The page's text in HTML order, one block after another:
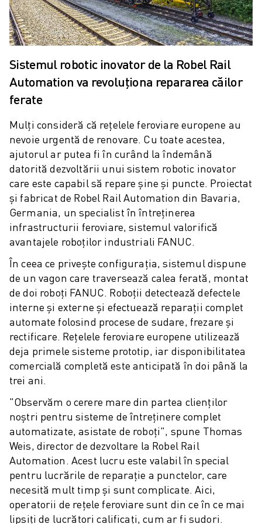
CENTRE COMPACTE DE PRELUCRARE CNC
ROBODRILL CĂUTARE
ROBODRILL CENTRE VERTICALE DE PRELUCRARE CNC
HARDWARE ROBODRILL
SOFTWARE ROBODRILL
MENTENANȚĂ PREVENTIVĂ ROBODRILL
SUSTENABILITATE ROBODRILL
ROBODRILL PACHET EDUCAȚIONAL
MAȘINI ELECTRICE DE INJECȚIE
ROBOSHOT CĂUTARE
ROBOSHOT MAȘINI ELECTRICE DE INJECȚIE
HARDWARE ROBOSHOT
SOFTWARE ROBOSHOT
SUSTENABILITATE ROBOSHOT
ROBOSHOT PACHET ROBOTIZARE
ROBOSHOT MENTENANȚĂ PREVENTIVĂ
ROBOSHOT COSTUL TOTAL AL DEȚINERII
MAȘINI DE TĂIERE CU FIR EDM
ROBOCUT MAȘINI EDM DE TĂIERE CU FIR
HARDWARE ROBOCUT
SOFTWARE ROBOCUT
ROBOCUT MENTENANȚĂ PREVENTIVĂ
SUSTENABILITATE ROBOCUT
SOLUȚII IIOT
SOLUȚII SMART FACTORY
SOLUȚII SMART FACTORY DE CREȘTEREA EFICIENȚEI PRODUCȚIEI
ÎNREGISTRARE PRODUS » FANUC PORTAL
STUDII DE CAZ
SOLUȚII
INDUSTRII
TOATE INDUSTRIILE
AERONAUTICĂ
INDUSTRIA AUTO
VEHICULE ELECTRICE
Sistemul robotic inovator de la Robel Rail
Automation va revoluționa repararea căilor
ferate
Mulți consideră că rețelele feroviare europene au
nevoie urgentă de renovare. Cu toate acestea,
ajutorul ar putea fi în curând la îndemână
datorită dezvoltării unui sistem robotic inovator
care este capabil să repare șine și puncte. Proiectat
și fabricat de Robel Rail Automation din Bavaria,
Germania, un specialist în întreținerea
infrastructurii feroviare, sistemul valorifică
avantajele roboților industriali FANUC.
În ceea ce privește configurația, sistemul dispune
de un vagon care traversează calea ferată, montat
de doi roboți FANUC. Roboții detectează defectele
interne și externe și efectuează reparații complet
automate folosind procese de sudare, frezare și
rectificare. Rețelele feroviare europene utilizează
deja primele sisteme prototip, iar disponibilitatea
comercială completă este anticipată în doi până la
trei ani.
"Observăm o cerere mare din partea clienților
noștri pentru sisteme de întreținere complet
automatizate, asistate de roboți", spune Thomas
Weis, director de dezvoltare la Robel Rail
Automation. Acest lucru este valabil în special
pentru lucrările de reparație a punctelor, care
necesită mult timp și sunt complicate. Aici,
operatorii de rețele feroviare sunt din ce în ce mai
lipsiți de lucrători calificați, cum ar fi sudori.